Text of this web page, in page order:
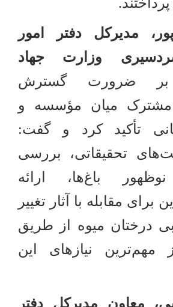
مدیرکل دفتر امور
وزارت جهاد
ضرورت گسترش
مشترک میان مؤسسه و
تأکید کرد و گفت:
تحقیقاتی، بررسی
باغ‌ها، ارائه
برای مقابله با آثار تغییر
درختان میوه از طریق
مهم‌ترین نیازهای این
معاون مدیرکل دفتر